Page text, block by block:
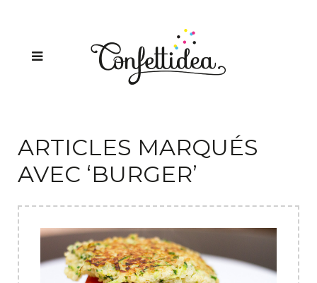
ARTICLES MARQUÉS
AVEC ‘BURGER’